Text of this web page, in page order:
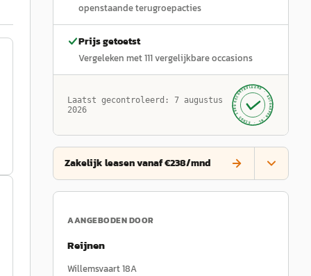
openstaande terugroepacties
Prijs getoetst
Vergeleken met111vergelijkbare occasions
Laatst gecontroleerd: 7 augustus
2026
GECONTROLEERD ·
AUTOKOPEN.NL
· SINDS 1999 ·
Zakelijk leasen vanaf €238/mnd
AANGEBODEN DOOR
Reijnen
Willemsvaart 18A